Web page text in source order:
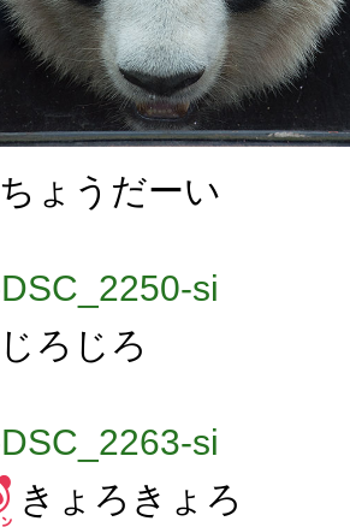
ちょうだーい
じろじろ
きょろきょろ